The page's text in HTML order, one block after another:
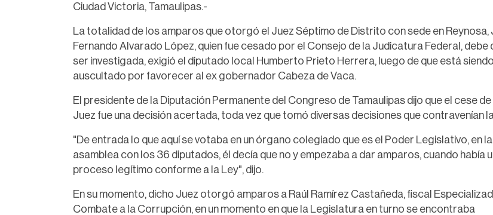
Ciudad Victoria, Tamaulipas.-
La totalidad de los amparos que otorgó el Juez Séptimo de Distrito con sede en Reynosa,
Fernando Alvarado López, quien fue cesado por el Consejo de la Judicatura Federal, debe
ser investigada, exigió el diputado local Humberto Prieto Herrera, luego de que está siendo
auscultado por favorecer al ex gobernador Cabeza de Vaca.
El presidente de la Diputación Permanente del Congreso de Tamaulipas dijo que el cese
Juez fue una decisión acertada, toda vez que tomó diversas decisiones que contravenían
"De entrada lo que aquí se votaba en un órgano colegiado que es el Poder Legislativo, en la
asamblea con los 36 diputados, él decía que no y empezaba a dar amparos, cuando había
proceso legítimo conforme a la Ley", dijo.
En su momento, dicho Juez otorgó amparos a Raúl Ramírez Castañeda, fiscal
Combate a la Corrupción, en un momento en que la Legislatura en turno se encontraba